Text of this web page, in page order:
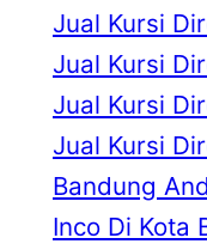
Jual Kursi
Jual Kursi
Jual Kursi
Jual Kursi
Bandung
Inco Di Kota